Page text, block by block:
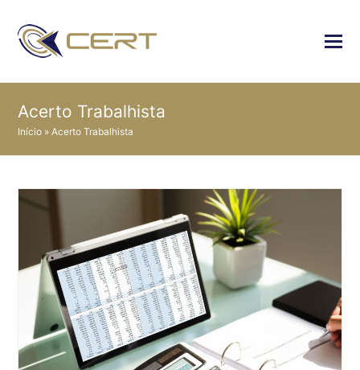
Acerto Trabalhista
Início »Acerto Trabalhista